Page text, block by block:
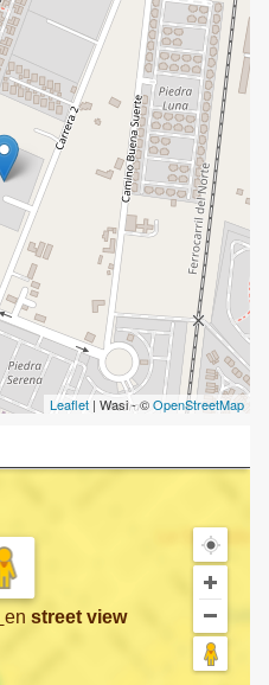
Leaflet | Wasi - ©OpenStreetMap
en street view